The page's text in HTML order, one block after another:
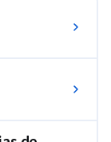
tomar
conectas con
de datos
las tareas